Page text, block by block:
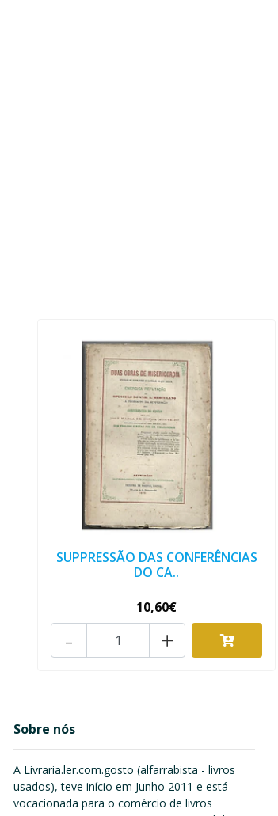
SUPPRESSÃO DAS CONFERÊNCIAS
DO CA..
10,60€
+
-
Sobre nós
A Livraria.ler.com.gosto (alfarrabista - livros
usados), teve início em Junho 2011 e está
vocacionada para o comércio de livros